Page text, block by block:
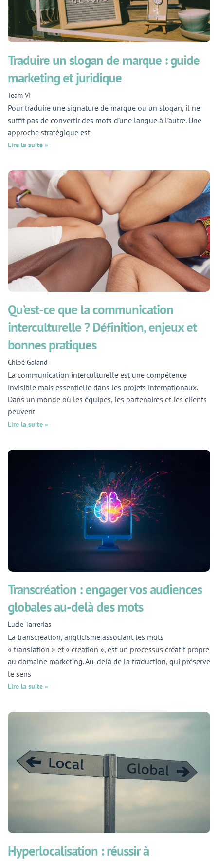
Traduire un slogan de marque : guide
marketing et juridique
Team VI
Pour traduire une signature de marque ou un slogan, il ne
suffit pas de convertir des mots d’une langue à l’autre. Une
approche stratégique est
Lire la suite »
Qu’est-ce que la communication
interculturelle ? Définition, enjeux et
bonnes pratiques
Chloé Galand
La communication interculturelle est une compétence
invisible mais essentielle dans les projets internationaux.
Dans un monde où les équipes, les partenaires et les clients
peuvent
Lire la suite »
Transcréation : engager vos audiences
globales au-delà des mots
Lucie Tarrerias
La transcréation, anglicisme associant les mots
« translation » et « creation », est un processus créatif propre
au domaine marketing. Au-delà de la traduction, qui préserve
le sens
Lire la suite »
Hyperlocalisation : réussir à